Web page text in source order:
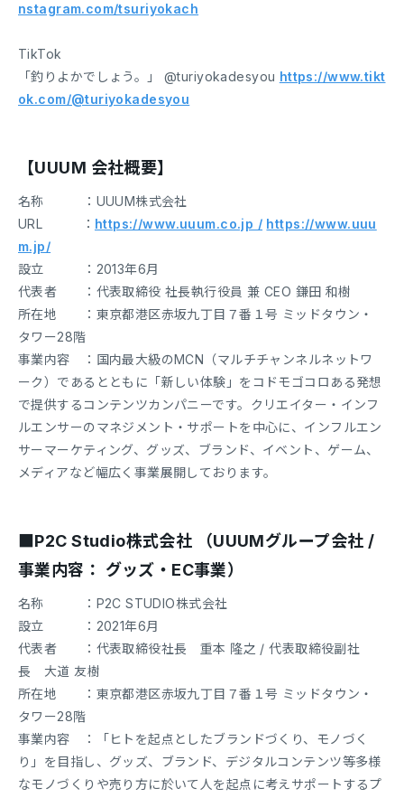
nstagram.com/tsuriyokach
TikTok
「釣りよかでしょう。」 @turiyokadesyou https://www.tikt
ok.com/@turiyokadesyou
【UUUM 会社概要】
名称 ：UUUM株式会社
URL ： https://www.uuum.co.jp / https://www.uuu
m.jp/
設立 ：2013年6月
代表者 ：代表取締役 社長執行役員 兼 CEO 鎌田 和樹
所在地 ：東京都港区赤坂九丁目７番１号 ミッドタウン・
タワー28階
事業内容 ：国内最大級のMCN（マルチチャンネルネットワ
ーク）であるとともに「新しい体験」をコドモゴコロある発想
で提供するコンテンツカンパニーです。クリエイター・インフ
ルエンサーのマネジメント・サポートを中心に、インフルエン
サーマーケティング、グッズ、ブランド、イベント、ゲーム、
メディアなど幅広く事業展開しております。
■P2C Studio株式会社 （UUUMグループ会社 /
事業内容： グッズ・EC事業）
名称 ：P2C STUDIO株式会社
設立 ：2021年6月
代表者 ：代表取締役社長 重本 隆之 / 代表取締役副社
長 大道 友樹
所在地 ：東京都港区赤坂九丁目７番１号 ミッドタウン・
タワー28階
事業内容 ：「ヒトを起点としたブランドづくり、モノづく
り」を目指し、グッズ、ブランド、デジタルコンテンツ等多様
なモノづくりや売り方に於いて人を起点に考えサポートするプ